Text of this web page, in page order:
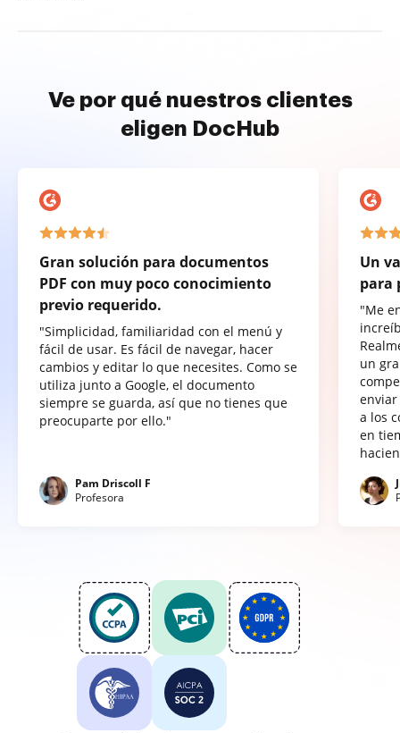
Ve por qué nuestros clientes
eligen DocHub
Gran solución para documentos
PDF con muy poco conocimiento
previo requerido.
"Simplicidad, familiaridad con el menú y
fácil de usar. Es fácil de navegar, hacer
cambios y editar lo que necesites. Como se
utiliza junto a Google, el documento
siempre se guarda, así que no tienes que
preocuparte por ello."
Pam Driscoll F
Profesora
Un
para
"Me
un
a los
en